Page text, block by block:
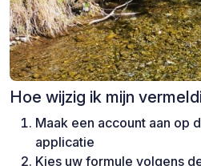
Hoe wijzig ik mijn
Maak een account aan op
applicatie
Kies uw formule volgens